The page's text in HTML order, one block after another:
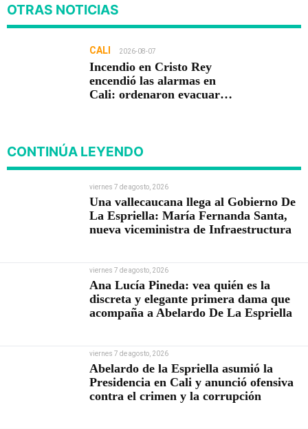
OTRAS NOTICIAS
CALI 2026-08-07
Incendio en Cristo Rey
encendió las alarmas en
Cali: ordenaron evacuar
CONTINÚA LEYENDO
viernes 7 de agosto, 2026
Una vallecaucana llega al Gobierno De
La Espriella: María Fernanda Santa,
nueva viceministra de Infraestructura
viernes 7 de agosto, 2026
Ana Lucía Pineda: vea quién es la
discreta y elegante primera dama que
acompaña a Abelardo De La Espriella
viernes 7 de agosto, 2026
Abelardo de la Espriella asumió la
Presidencia en Cali y anunció ofensiva
contra el crimen y la corrupción